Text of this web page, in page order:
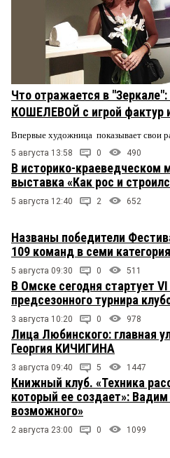
Что отражается в
КОШЕЛЕВОЙ с игрой фактур
Впервые художница показывает свои
5 августа 13:58 0 490
В историко-краеведческом
выставка «Как рос и
5 августа 12:40 2 652
Названы победители
109 команд в семи
5 августа 09:30 0 511
В Омске сегодня стартует
предсезонного турнира
3 августа 10:20 0 978
Лица Любинского: главная
Георгия КИЧИГИНА
3 августа 09:40 5 1447
Книжный клуб. «Техника
который ее создает»:
возможного»
2 августа 23:00 0 1099